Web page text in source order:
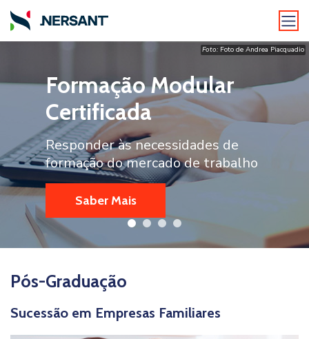
Formação Modular
Certificada
Responder às necessidades de
formação do mercado de trabalho
Saber Mais
Foto: Foto de Andrea Piacquadio
Adesão NERSANT
Torne-se nosso associado
Saber Mais
Foto:Sora Shimazaki
Sucessão em
Empresas Familiares
Pós-Graduação
Sucessão em
Empresas Familiares
Pós-Graduação
Pós-Graduação
Sucessão em Empresas Familiares